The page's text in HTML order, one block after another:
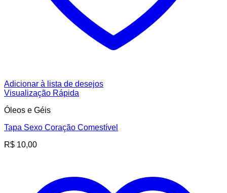
Adicionar à lista de desejos
Visualização Rápida
Óleos e Géis
Tapa Sexo Coração Comestível
R$ 10,00